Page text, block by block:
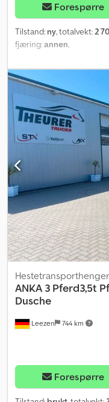
Forespørre
Tilstand: ny, totalvekt:2
fjæring:annen,
Leezen 744 km
Hestetransporthenger
ANKA 3 Pferd3,5t
Dusche
Forespørre